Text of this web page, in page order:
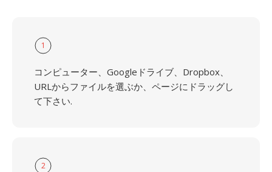
1
コンピューター、Googleドライブ、Dropbox、
URLからファイルを選ぶか、ページにドラッグし
て下さい.
2